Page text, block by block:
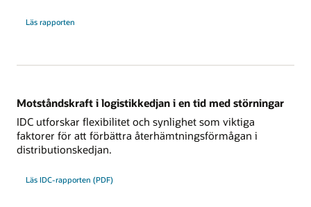
Läs rapporten
Motståndskraft i logistikkedjan i en tid med störningar
IDC utforskar flexibilitet och synlighet som viktiga
faktorer för att förbättra återhämtningsförmågan i
distributionskedjan.
Läs IDC-rapporten (PDF)